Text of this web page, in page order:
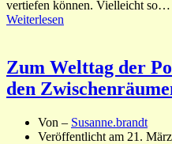
vertiefen können. Vielleicht
Weiterlesen
Zum Welttag der
den
Von – Susanne.brandt
Veröffentlicht am 21.